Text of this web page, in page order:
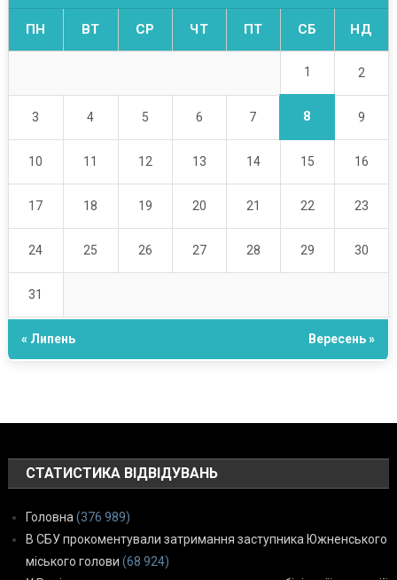
ПН ВТ СР ЧТ ПТ СБ НД
1 2
3 4 5 6 7 8 9
10 11 12 13 14 15 16
17 18 19 20 21 22 23
24 25 26 27 28 29 30
31
« Липень Вересень »
СТАТИСТИКА ВІДВІДУВАНЬ
Головна (376 989)
В СБУ прокоментували затримання заступника Южненського
міського голови (68 924)